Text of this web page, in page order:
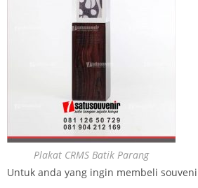
Plakat CRMS Batik Parang
Untuk anda yang ingin membeli